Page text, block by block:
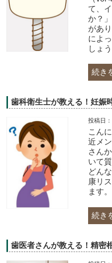
て、
か？
があ
によ
しょ
続き
歯科衛生士が教える！妊娠
投稿日
こん
近メ
さん
いて
どん
康リ
ます
続き
歯医者さんが教える！精密